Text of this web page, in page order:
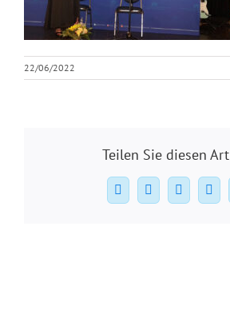
22/06/2022
Teilen Sie diesen
Facebook
X WhatsApp